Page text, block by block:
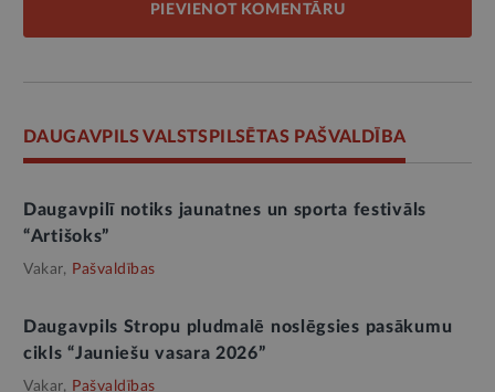
PIEVIENOT KOMENTĀRU
DAUGAVPILS VALSTSPILSĒTAS PAŠVALDĪBA
Daugavpilī notiks jaunatnes un sporta festivāls
“Artišoks”
Vakar, Pašvaldības
Daugavpils Stropu pludmalē noslēgsies pasākumu
cikls “Jauniešu vasara 2026”
Vakar, Pašvaldības